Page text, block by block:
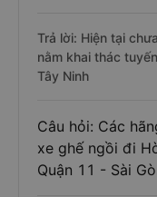
Trả lời: Hiện tại
nằm khai thác
Tây Ninh
Câu hỏi: Các
xe ghế ngồi đi
Quận 11 - Sài